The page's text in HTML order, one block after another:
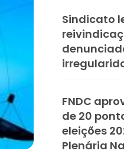
Sindicato
FNDC
de 20
eleições
Plenária